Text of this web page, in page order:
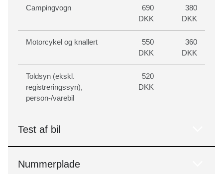
Campingvogn
690
DKK
380
DKK
Motorcykel og knallert
550
DKK
360
DKK
Toldsyn (ekskl.
registreringssyn),
person-/varebil
520
DKK
Test af bil
Nummerplade